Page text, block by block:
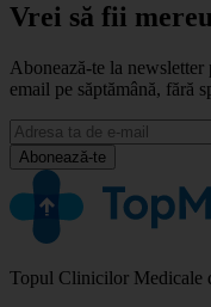
Vrei să fii
Abonează-te la
email pe săptămână, fără
Abonează-te
Topul Clinicilor Medicale